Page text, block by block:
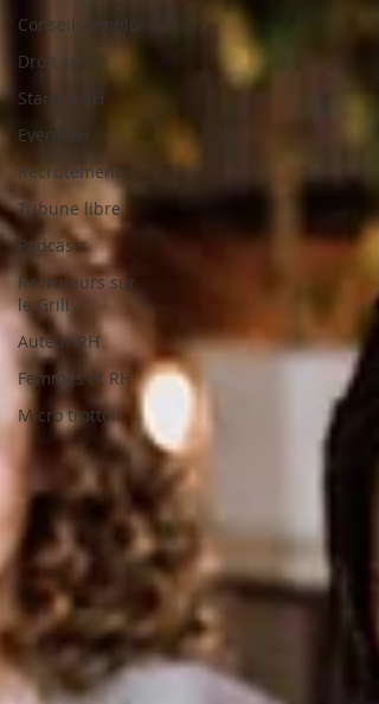
Conseils emploi
Droit social
Startup RH
Event RH
Recrutement
Tribune libre
Podcasts
Recruteurs sur
le Grill
Auteur RH
Femmes et RH
Micro trottoir